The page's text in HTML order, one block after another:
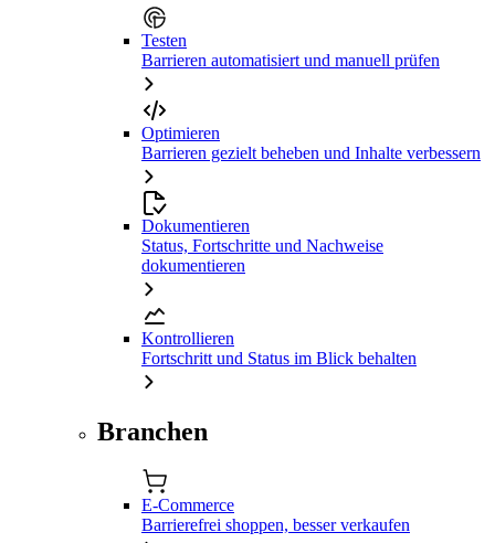
Testen
Barrieren automatisiert und manuell prüfen
Optimieren
Barrieren gezielt beheben und Inhalte verbessern
Dokumentieren
Status, Fortschritte und Nachweise
dokumentieren
Kontrollieren
Fortschritt und Status im Blick behalten
Branchen
E-Commerce
Barrierefrei shoppen, besser verkaufen